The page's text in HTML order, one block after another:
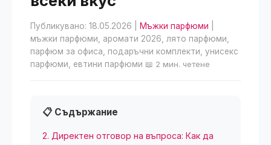
Публикувано: 18.05.2026 Мъжки парфюми
мъжки парфюми, аромати 2026, лято парфюми,
парфюм за офиса, подаръчни комплекти, унисекс
парфюми, евтини парфюми 📖 2 мин. четене
📋 Съдържание
2. Директен отговор на въпроса: Как да